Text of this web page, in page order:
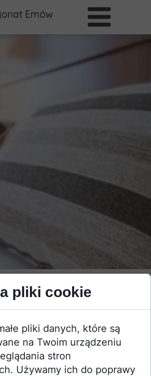
Emów
KONTAKT
ul. Kręta 8
Emów, k. Otwocka
Kom.: 607 850 975
pliki cookie
pliki danych, które są
na Twoim urządzeniu
stron
Używamy ich do poprawy